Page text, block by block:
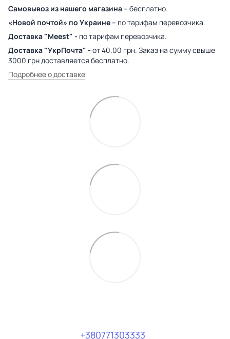
Самовывоз из нашего магазина – бесплатно.
«Новой почтой» по Украине – по тарифам перевозчика.
Доставка "Meest" - по тарифам перевозчика.
Доставка "УкрПочта" - от 40.00 грн. Заказ на сумму свыше
3000 грн доставляется бесплатно.
Подробнее о доставке
+380771303333